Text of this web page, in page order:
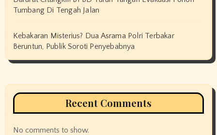
Tumbang Di Tengah Jalan
Kebakaran Misterius? Dua Asrama Polri Terbakar
Beruntun, Publik Soroti Penyebabnya
Recent Comments
No comments to show.